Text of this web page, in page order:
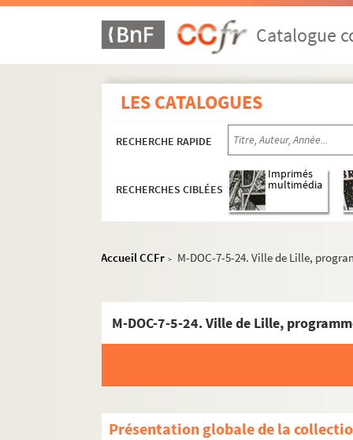
Catalogue
LES CATALOGUES
RECHERCHE RAPIDE
RECHERCHES CIBLÉES
Imprimés
multimédia
Accueil CCFr > M-DOC-7-5-24. Ville de Lille,
Présentation globale de la
M-BRO. Brochures du fonds Mahieu
M-DOC-1. Documents historiques lillois
M-DOC-2. Ancien régime et République
M-DOC-3. Empire et Restauration
M-DOC-4. Fêtes de Lille (1564-1840)
M-DOC-6. Fêtes de Lille (1870-1881)
M-DOC-7-1. Fêtes et événements à
M-DOC-7-2. Fêtes historique du 8
M-DOC-7-5. Fêtes communale 1883